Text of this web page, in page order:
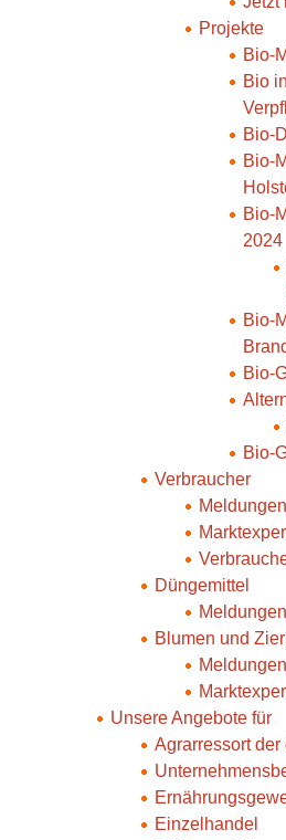
Projekte
Bio-
Bio
Bio-
Bio-
Bio-
2024
Bio-
Bio-
Bio-
Verbraucher
Meldungen
Düngemittel
Meldungen
Blumen und
Meldungen
Unsere Angebote für
Agrarressort
Einzelhandel